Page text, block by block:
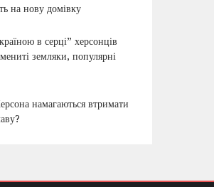
на нову домівку
в серці” херсонців
земляки, популярні
намагаються втримати